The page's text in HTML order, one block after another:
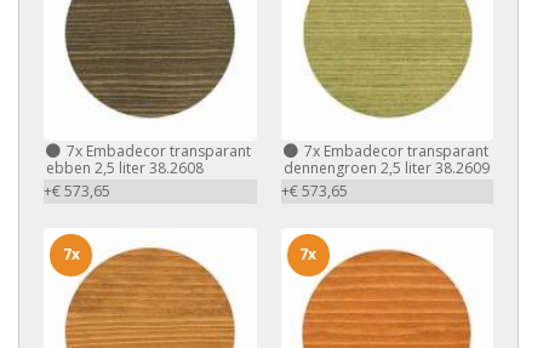
7x Embadecor transparant
ebben 2,5 liter 38.2608
+€ 573,65
7xEmbadecor transparant
dennengroen 2,5 liter 38.2609
+€ 573,65
7x 7x